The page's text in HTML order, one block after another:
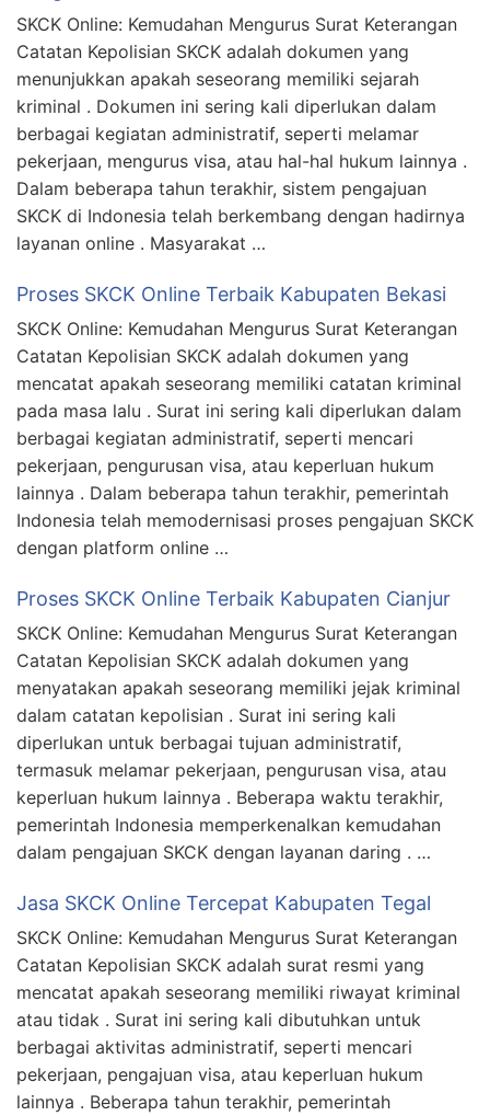
SKCK Online: Kemudahan Mengurus Surat Keterangan
Catatan Kepolisian SKCK adalah dokumen yang
menunjukkan apakah seseorang memiliki sejarah
kriminal . Dokumen ini sering kali diperlukan dalam
berbagai kegiatan administratif, seperti melamar
pekerjaan, mengurus visa, atau hal-hal hukum lainnya .
Dalam beberapa tahun terakhir, sistem pengajuan
SKCK di Indonesia telah berkembang dengan hadirnya
layanan online . Masyarakat …
Proses SKCK Online Terbaik Kabupaten Bekasi
SKCK Online: Kemudahan Mengurus Surat Keterangan
Catatan Kepolisian SKCK adalah dokumen yang
mencatat apakah seseorang memiliki catatan kriminal
pada masa lalu . Surat ini sering kali diperlukan dalam
berbagai kegiatan administratif, seperti mencari
pekerjaan, pengurusan visa, atau keperluan hukum
lainnya . Dalam beberapa tahun terakhir, pemerintah
Indonesia telah memodernisasi proses pengajuan SKCK
dengan platform online …
Proses SKCK Online Terbaik Kabupaten Cianjur
SKCK Online: Kemudahan Mengurus Surat Keterangan
Catatan Kepolisian SKCK adalah dokumen yang
menyatakan apakah seseorang memiliki jejak kriminal
dalam catatan kepolisian . Surat ini sering kali
diperlukan untuk berbagai tujuan administratif,
termasuk melamar pekerjaan, pengurusan visa, atau
keperluan hukum lainnya . Beberapa waktu terakhir,
pemerintah Indonesia memperkenalkan kemudahan
dalam pengajuan SKCK dengan layanan daring . …
Jasa SKCK Online Tercepat Kabupaten Tegal
SKCK Online: Kemudahan Mengurus Surat Keterangan
Catatan Kepolisian SKCK adalah surat resmi yang
mencatat apakah seseorang memiliki riwayat kriminal
atau tidak . Surat ini sering kali dibutuhkan untuk
berbagai aktivitas administratif, seperti mencari
pekerjaan, pengajuan visa, atau keperluan hukum
lainnya . Beberapa tahun terakhir, pemerintah